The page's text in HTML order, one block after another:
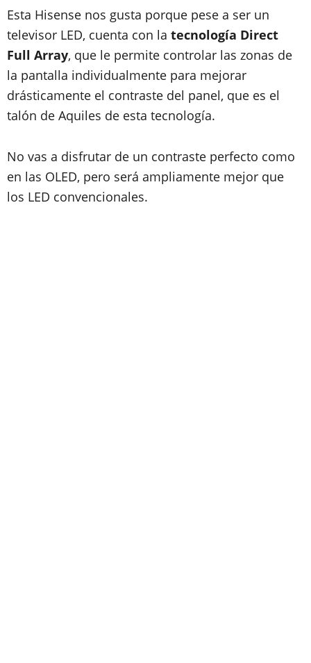
Esta Hisense nos gusta porque pese a ser un
televisor LED, cuenta con la tecnología Direct
Full Array, que le permite controlar las zonas de
la pantalla individualmente para mejorar
drásticamente el contraste del panel, que es el
talón de Aquiles de esta tecnología.
No vas a disfrutar de un contraste perfecto como
en las OLED, pero será ampliamente mejor que
los LED convencionales.